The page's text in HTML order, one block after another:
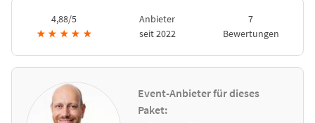
4,88/5
★ ★ ★ ★ ★
Anbieter
seit 2022
7
Bewertungen
Event-Anbieter für dieses
Paket: